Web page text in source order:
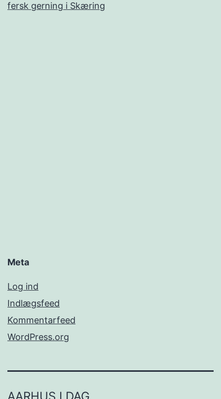
fersk gerning i Skæring
Meta
Log ind
Indlægsfeed
Kommentarfeed
WordPress.org